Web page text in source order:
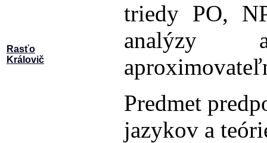
Rasťo
Královič
triedy PO,
analýzy
Predmet
jazykov a